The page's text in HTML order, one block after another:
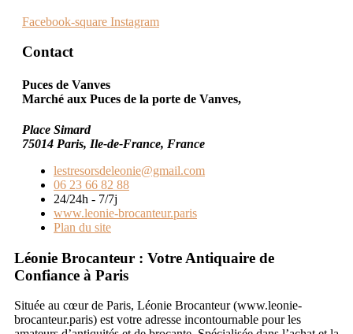
Facebook-square Instagram
Contact
Puces de Vanves
Marché aux Puces de la porte de Vanves,
Place Simard
75014 Paris, Ile-de-France, France
lestresorsdeleonie@gmail.com
06 23 66 82 88
24/24h - 7/7j
www.leonie-brocanteur.paris
Plan du site
Léonie Brocanteur : Votre Antiquaire de
Confiance à Paris
Située au cœur de Paris, Léonie Brocanteur (www.leonie-
brocanteur.paris) est votre adresse incontournable pour les